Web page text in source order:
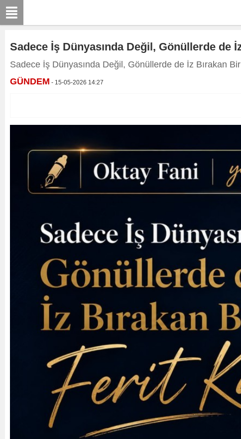
Sadece İş Dünyasında Değil, Gönüllerde de
Sadece İş Dünyasında Değil, Gönüllerde de İz Bırakan
GÜNDEM - 15-05-2026 14:27